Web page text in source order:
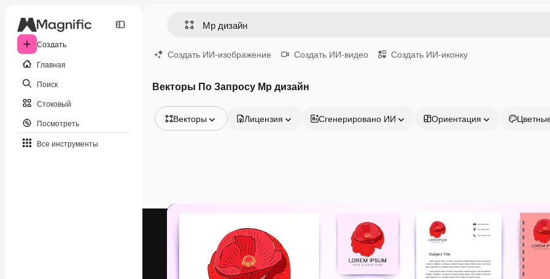
Создать
Главная
Поиск
Стоковый
Посмотреть
Все инструменты
Создать ИИ-изображение Создать ИИ-видео Создать ИИ-иконку
Векторы По Запросу Мр дизайн
Векторы
Видео
Лицензия Сгенерировано ИИ Ориентация
Продукция Начать